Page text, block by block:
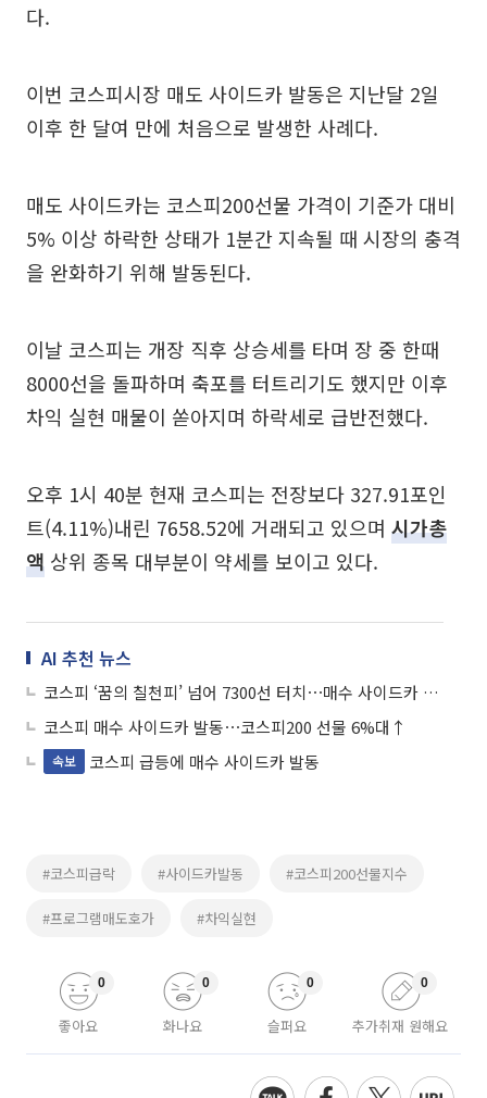
다.
이번 코스피시장 매도 사이드카 발동은 지난달 2일
이후 한 달여 만에 처음으로 발생한 사례다.
매도 사이드카는 코스피200선물 가격이 기준가 대비
5% 이상 하락한 상태가 1분간 지속될 때 시장의 충격
을 완화하기 위해 발동된다.
이날 코스피는 개장 직후 상승세를 타며 장 중 한때
8000선을 돌파하며 축포를 터트리기도 했지만 이후
차익 실현 매물이 쏟아지며 하락세로 급반전했다.
오후 1시 40분 현재 코스피는 전장보다 327.91포인
트(4.11%)내린 7658.52에 거래되고 있으며 시가총
액 상위 종목 대부분이 약세를 보이고 있다.
AI 추천 뉴스
코스피 ‘꿈의 칠천피’ 넘어 7300선 터치⋯매수 사이드카 발동
코스피 매수 사이드카 발동⋯코스피200 선물 6%대↑
속보 코스피 급등에 매수 사이드카 발동
#코스피급락 #사이드카발동 #코스피200선물지수
#프로그램매도호가 #차익실현
좋아요
0
화나요
0
슬퍼요
0
추가취재 원해요
0